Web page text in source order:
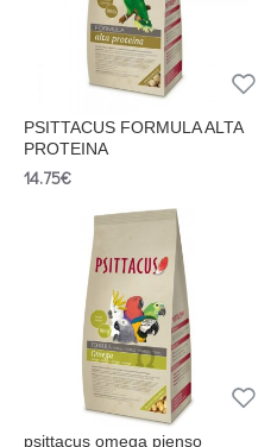
PSITTACUS FORMULA ALTA
PROTEINA
14.75€
psittacus omega pienso